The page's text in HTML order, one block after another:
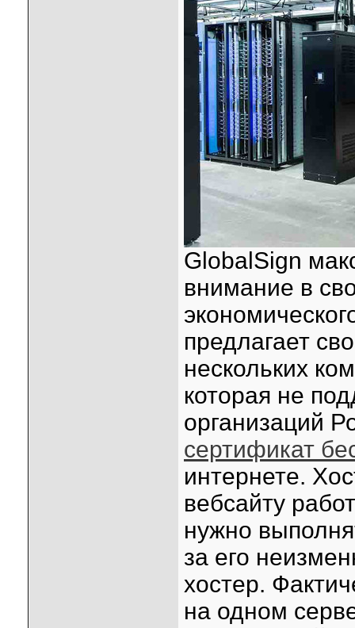
GlobalSign
внимание в
предлагает
нескольких
которая не
организаций
сертификат
интернете.
вебсайту
нужно
за его
хостер.
на одном